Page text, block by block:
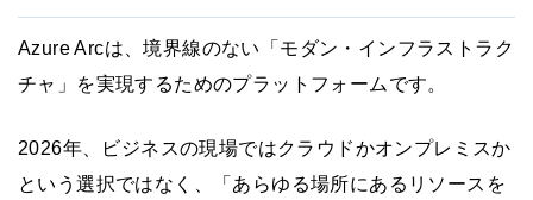
Azure Arcは、境界線のない「モダン・インフラストラク
チャ」を実現するためのプラットフォームです。
2026年、ビジネスの現場ではクラウドかオンプレミスか
という選択ではなく、「あらゆる場所にあるリソースを